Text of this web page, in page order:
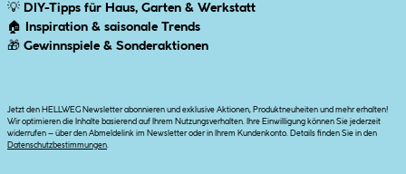
💡 DIY-Tipps für Haus, Garten & Werkstatt
🏠
Inspiration & saisonale Trends
🎁 Gewinnspiele & Sonderaktionen
Jetzt den HELLWEG Newsletter abonnieren und exklusive Aktionen, Produktneuheiten und mehr erhalten!
Wir optimieren die Inhalte basierend auf Ihrem Nutzungsverhalten. Ihre Einwilligung können Sie jederzeit
widerrufen – über den Abmeldelink im Newsletter oder in Ihrem Kundenkonto. Details finden Sie in den
Datenschutzbestimmungen